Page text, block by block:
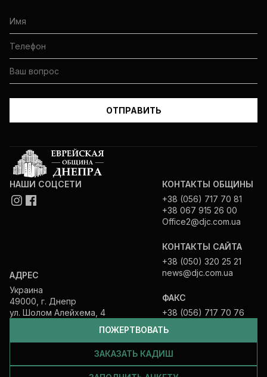
ПОЖЕРТВОВАТЬ
ЗАКАЗАТЬ КАДИШ
НАШИ СОЦСЕТИ
АДРЕС
Украина
49000, г. Днепр
ул. Шолом Алейхема, 4
КОНТАКТЫ ОБЩИНЫ
+38 (056) 717 70 81
+38 067 915 26 00
Office2@djc.com.ua
КОНТАКТЫ САЙТА
+38 (050) 320 25 21
news@djc.com.ua
ФАКС
+38 (056) 717 70 76